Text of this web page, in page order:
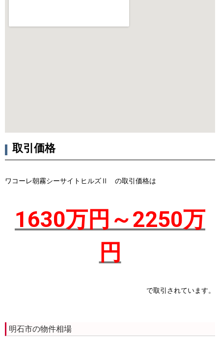
取引価格
ワコーレ朝霧シーサイトヒルズⅡ の取引価格は
1630万円～2250万
円
で取引されています。
明石市の物件相場